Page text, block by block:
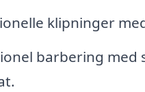
klipninger
barbering